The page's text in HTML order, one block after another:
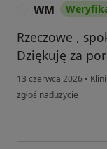
WM
Rzeczowe ,
Dziękuję za
13 czerwca 2026 •
w opinii użytkownika WM
zgłoś nadużycie